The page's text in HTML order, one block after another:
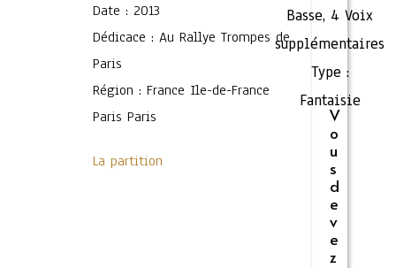
Date : 2013
Dédicace : Au Rallye Trompes de
Paris
Région : France Ile-de-France
Paris Paris
La partition
Basse, 4 Voix
supplémentaires
Type :
Fantaisie
V
o
u
s
d
e
v
e
z